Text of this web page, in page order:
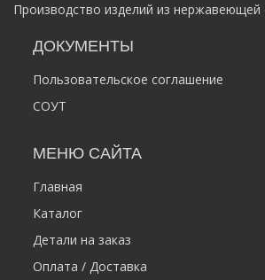
Производство изделий из нержавеющей
ДОКУМЕНТЫ
Пользовательское соглашение
СОУТ
МЕНЮ САЙТА
Главная
Каталог
Детали на заказ
Оплата / Доставка